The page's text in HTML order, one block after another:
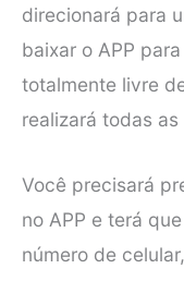
direcionará para
baixar o APP
totalmente livre
realizará todas
Você precisará
no APP e terá
número de